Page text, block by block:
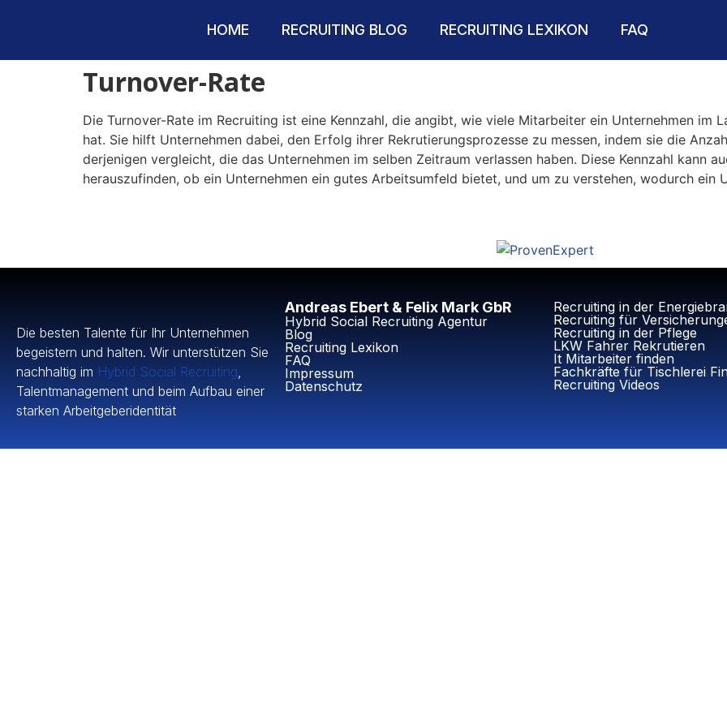
HOME RECRUITING BLOG RECRUITING LEXIKON FAQ
Turnover-Rate
Die Turnover-Rate im Recruiting ist eine Kennzahl, die angibt, wie viele Mitarbeiter ein Unternehmen im
hat. Sie hilft Unternehmen dabei, den Erfolg ihrer Rekrutierungsprozesse zu messen, indem sie die
derjenigen vergleicht, die das Unternehmen im selben Zeitraum verlassen haben. Diese Kennzahl kann
herauszufinden, ob ein Unternehmen ein gutes Arbeitsumfeld bietet, und um zu verstehen, wodurch ein
Die besten Talente für Ihr Unternehmen
begeistern und halten. Wir unterstützen Sie
nachhaltig im Hybrid Social Recruiting,
Talentmanagement und beim Aufbau einer
starken Arbeitgeberidentität
Andreas Ebert & Felix Mark GbR
Hybrid Social Recruiting Agentur
Blog
Recruiting Lexikon
FAQ
Impressum
Datenschutz
Recruiting in der
Recruiting für
Recruiting in der Pflege
LKW Fahrer Rekrutieren
It Mitarbeiter finden
Fachkräfte für Tischlerei
Recruiting Videos